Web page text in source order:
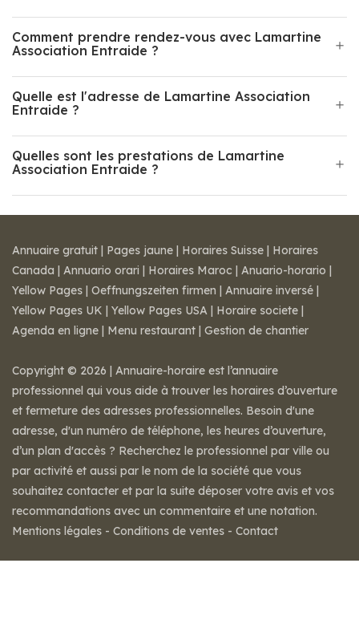
Comment prendre rendez-vous avec Lamartine
Association Entraide ?
Quelle est l'adresse de Lamartine Association
Entraide ?
Quelles sont les prestations de Lamartine
Association Entraide ?
Annuaire gratuit | Pages jaune | Horaires Suisse | Horaires
Canada | Annuario orari | Horaires Maroc | Anuario-horario |
Yellow Pages | Oeffnungszeiten firmen | Annuaire inversé |
Yellow Pages UK | Yellow Pages USA | Horaire societe |
Agenda en ligne | Menu restaurant | Gestion de chantier
Copyright © 2026 | Annuaire-horaire est l’annuaire
professionnel qui vous aide à trouver les horaires d’ouverture
et fermeture des adresses professionnelles. Besoin d'une
adresse, d'un numéro de téléphone, les heures d’ouverture,
d’un plan d'accès ? Recherchez le professionnel par ville ou
par activité et aussi par le nom de la société que vous
souhaitez contacter et par la suite déposer votre avis et vos
recommandations avec un commentaire et une notation.
Mentions légales - Conditions de ventes - Contact